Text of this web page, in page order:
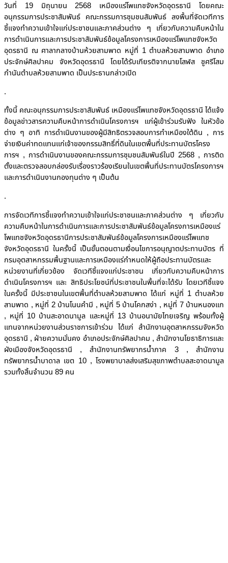
วันที่ 19 มิถุนายน 2568 เหมืองแร่โพแทชจังหวัดอุดรธานี โดยคณะ
อนุกรรมการประชาสัมพันธ์ คณะกรรมการชุมชนสัมพันธ์ ลงพื้นที่จัดเวทีการ
ชี้แจงทำความเข้าใจแก่ประชาชนและภาคส่วนต่าง ๆ เกี่ยวกับความคืบหน้าใน
การดำเนินการและการประชาสัมพันธ์ข้อมูลโครงการเหมืองแร่โพแทชจังหวัด
อุดรธานี ณ ศาลากลางบ้านห้วยสามพาด หมู่ที่ 1 ตำบลห้วยสามพาด อำเภอ
ประจักษ์ศิลปาคม จังหวัดอุดรธานี โดยได้รับเกียรติจากนายโสฬส ชูศรีโสม
กำนันตำบลห้วยสามพาด เป็นประธานกล่าวเปิด
.
ทั้งนี้ คณะอนุกรรมการประชาสัมพันธ์ เหมืองแร่โพแทชจังหวัดอุดรธานี ได้แจ้ง
ข้อมูลข่าวสารความคืบหน้าการดำเนินโครงการฯ แก่ผู้เข้าร่วมรับฟัง ในหัวข้อ
ต่าง ๆ อาทิ การดำเนินงานของผู้มีสิทธิตรวจสอบการทำเหมืองใต้ดิน , การ
จ่ายเงินค่าทดแทนแก่เจ้าของกรรมสิทธิ์ที่ดินในเขตพื้นที่ประทานบัตรโครง
การฯ , การดำเนินงานของคณะกรรมการชุมชนสัมพันธ์ในปี 2568 , การติด
ตั้งและตรวจสอบกล่องรับเรื่องราวร้องเรียนในเขตพื้นที่ประทานบัตรโครงการฯ
และการดำเนินงานกองทุนต่าง ๆ เป็นต้น
.
การจัดเวทีการชี้แจงทำความเข้าใจแก่ประชาชนและภาคส่วนต่าง ๆ เกี่ยวกับ
ความคืบหน้าในการดำเนินการและการประชาสัมพันธ์ข้อมูลโครงการเหมืองแร่
โพแทชจังหวัดอุดรธานีการประชาสัมพันธ์ข้อมูลโครงการเหมืองแร่โพแทช
จังหวัดอุดรธานี ในครั้งนี้ เป็นขั้นตอนตามเงื่อนไขการอนุญาตประทานบัตร ที่
กรมอุตสาหกรรมพื้นฐานและการเหมืองแร่กำหนดให้ผู้ถือประทานบัตรและ
หน่วยงานที่เกี่ยวข้อง จัดเวทีชี้แจงแก่ประชาชน เกี่ยวกับความคืบหน้าการ
ดำเนินโครงการฯ และ สิทธิประโยชน์ที่ประชาชนในพื้นที่จะได้รับ โดยเวทีชี้แจง
ในครั้งนี้ มีประชาชนในเขตพื้นที่ตำบลห้วยสามพาด ได้แก่ หมู่ที่ 1 ตำบลห้วย
สามพาด , หมู่ที่ 2 บ้านโนนคำมี , หมู่ที่ 5 บ้านโคกสง่า , หมู่ที่ 7 บ้านหนองแก
, หมู่ที่ 10 บ้านสะอาดนามูล และหมู่ที่ 13 บ้านอนามัยไทยเจริญ พร้อมทั้งผู้
แทนจากหน่วยงานส่วนราชการเข้าร่วม ได้แก่ สำนักงานอุตสาหกรรมจังหวัด
อุดรธานี , ฝ่ายความมั่นคง อำเภอประจักษ์ศิลปาคม , สำนักงานโยธาธิการและ
ผังเมืองจังหวัดอุดรธานี , สำนักงานทรัพยากรน้ำภาค 3 , สำนักงาน
ทรัพยากรน้ำบาดาล เขต 10 , โรงพยาบาลส่งเสริมสุขภาพตำบลสะอาดนามูล
รวมทั้งสิ้นจำนวน 89 คน